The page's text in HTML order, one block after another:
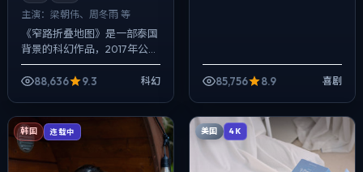
主演： 梁朝伟、周冬雨 等
《窄路折叠地图》是一部泰国
背景的科幻作品，2017年公
映，由奉俊昊执导，梁朝伟、
周冬雨、菅田将晖等主演。影
88,636 9.3 科幻 85,756 8.9 喜剧
韩国 连载中 美国 4K